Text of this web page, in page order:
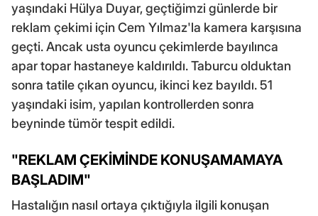
yaşındaki Hülya Duyar, geçtiğimzi günlerde bir
reklam çekimi için Cem Yılmaz'la kamera karşısına
geçti. Ancak usta oyuncu çekimlerde bayılınca
apar topar hastaneye kaldırıldı. Taburcu olduktan
sonra tatile çıkan oyuncu, ikinci kez bayıldı. 51
yaşındaki isim, yapılan kontrollerden sonra
beyninde tümör tespit edildi.
"REKLAM ÇEKİMİNDE KONUŞAMAMAYA
BAŞLADIM"
Hastalığın nasıl ortaya çıktığıyla ilgili konuşan